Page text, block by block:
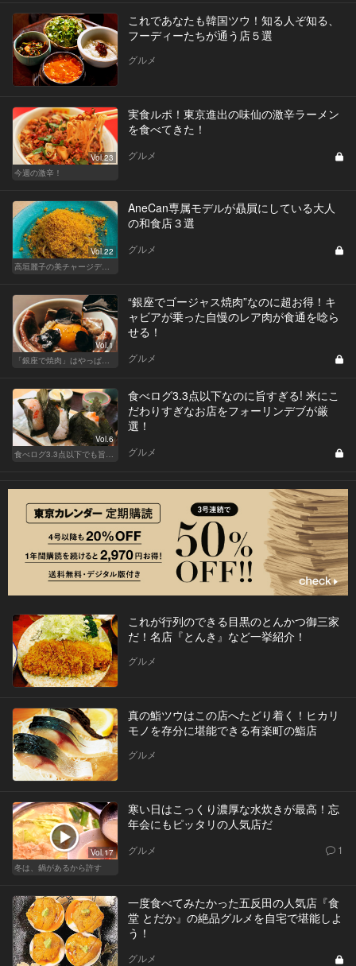
これであなたも韓国ツウ！知る人ぞ知る、
フーディーたちが通う店５選
グルメ
Vol.23
今週の激辛！
実食ルポ！東京進出の味仙の激辛ラーメン
を食べてきた！
グルメ
Vol.22
高垣麗子の美チャージディナー
AneCan専属モデルが贔屓にしている大人
の和食店３選
グルメ
Vol.1
「銀座で焼肉」はやっぱりテンションが上がります！
“銀座でゴージャス焼肉”なのに超お得！キ
ャビアが乗った自慢のレア肉が食通を唸ら
せる！
グルメ
Vol.6
食べログ3.3点以下でも旨い店！
食べログ3.3点以下なのに旨すぎる! 米にこ
だわりすぎなお店をフォーリンデブが厳
選！
グルメ
これが行列のできる目黒のとんかつ御三家
だ！名店『とんき』など一挙紹介！
グルメ
真の鮨ツウはこの店へたどり着く！ヒカリ
モノを存分に堪能できる有楽町の鮨店
グルメ
Vol.17
冬は、鍋があるから許す
寒い日はこっくり濃厚な水炊きが最高！忘
年会にもピッタリの人気店だ
グルメ 1
一度食べてみたかった五反田の人気店『食
堂 とだか』の絶品グルメを自宅で堪能しよ
う！
グルメ